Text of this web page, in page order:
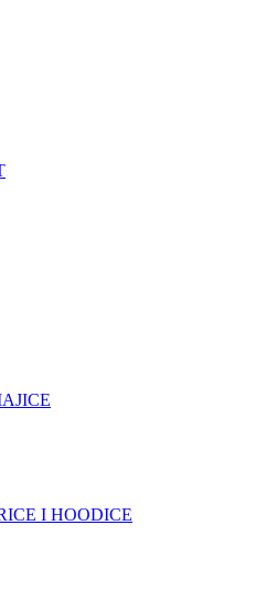
I HOODICE